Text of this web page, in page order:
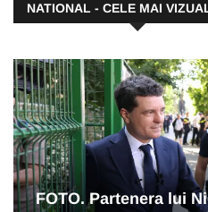
NATIONAL - CELE MAI
FOTO. Partenera lui